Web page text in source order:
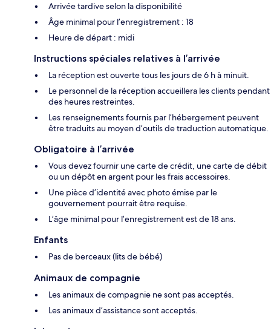
Arrivée tardive selon la disponibilité
Âge minimal pour l’enregistrement : 18
Heure de départ : midi
Instructions spéciales relatives à l’arrivée
La réception est ouverte tous les jours de 6 h à minuit.
Le personnel de la réception accueillera les clients pendant
des heures restreintes.
Les renseignements fournis par l’hébergement peuvent
être traduits au moyen d’outils de traduction automatique.
Obligatoire à l’arrivée
Vous devez fournir une carte de crédit, une carte de débit
ou un dépôt en argent pour les frais accessoires.
Une pièce d’identité avec photo émise par le
gouvernement pourrait être requise.
L’âge minimal pour l’enregistrement est de 18 ans.
Enfants
Pas de berceaux (lits de bébé)
Animaux de compagnie
Les animaux de compagnie ne sont pas acceptés.
Les animaux d’assistance sont acceptés.